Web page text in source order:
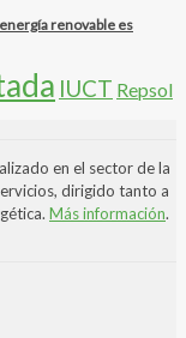
renovable es
IUCT Repsol
en el sector de la
dirigido tanto a
Más información.